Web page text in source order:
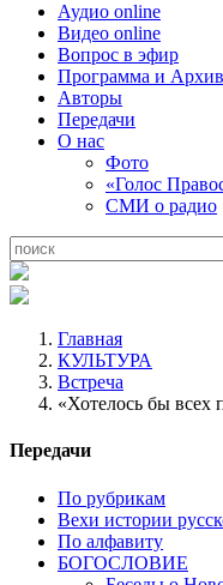
Аудио online
Видео online
Вопрос в эфир
Программа и Архив
Авторы
Передачи
О нас
Фото
«Голос
СМИ о радио
Главная
КУЛЬТУРА
Встреча
«Хотелось бы всех
Передачи
По рубрикам
Вехи истории
По алфавиту
БОГОСЛОВИЕ